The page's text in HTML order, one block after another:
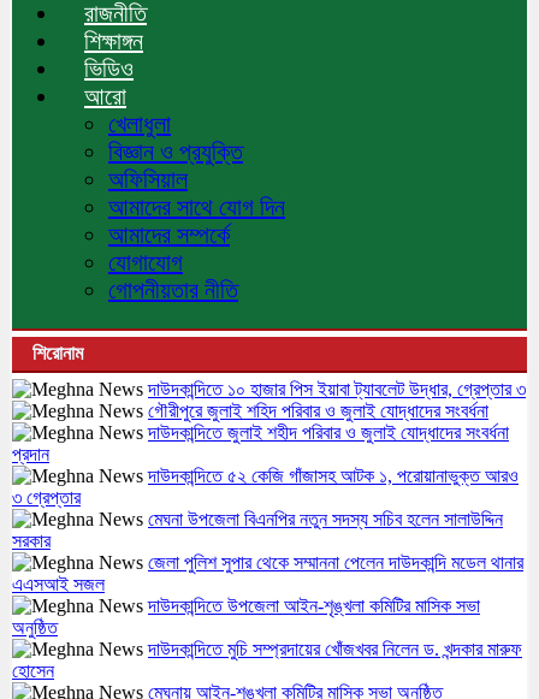
রাজনীতি
শিক্ষাঙ্গন
ভিডিও
আরো
খেলাধুলা
বিজ্ঞান ও প্রযুক্তি
অফিসিয়াল
আমাদের সাথে যোগ দিন
আমাদের সম্পর্কে
যোগাযোগ
গোপনীয়তার নীতি
শিরোনাম
দাউদকান্দিতে ১০ হাজার পিস ইয়াবা ট্যাবলেট উদ্ধার, গ্রেপ্তার ৩
গৌরীপুরে জুলাই শহিদ পরিবার ও জুলাই যোদ্ধাদের সংবর্ধনা
দাউদকান্দিতে জুলাই শহীদ পরিবার ও জুলাই যোদ্ধাদের সংবর্ধনা
প্রদান
দাউদকান্দিতে ৫২ কেজি গাঁজাসহ আটক ১, পরোয়ানাভুক্ত আরও
৩ গ্রেপ্তার
মেঘনা উপজেলা বিএনপির নতুন সদস্য সচিব হলেন সালাউদ্দিন
সরকার
জেলা পুলিশ সুপার থেকে সম্মাননা পেলেন দাউদকান্দি মডেল থানার
এএসআই সজল
দাউদকান্দিতে উপজেলা আইন-শৃঙ্খলা কমিটির মাসিক সভা
অনুষ্ঠিত
দাউদকান্দিতে মুচি সম্প্রদায়ের খোঁজখবর নিলেন ড. খন্দকার মারুফ
হোসেন
মেঘনায় আইন-শৃঙ্খলা কমিটির মাসিক সভা অনুষ্ঠিত